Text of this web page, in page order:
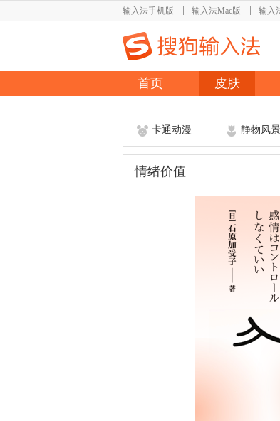
输入法手机版 输入法Mac版 输入
首页 皮肤
卡通动漫 静物风景
情绪价值